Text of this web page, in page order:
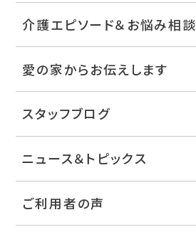
介護エピソード＆お悩み相談
愛の家からお伝えします
スタッフブログ
ニュース＆トピックス
ご利用者の声